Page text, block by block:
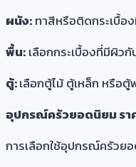
ผนัง:ทาสีหรือติดกระเบื้อ
พื้น:เลือกกระเบื้องที่มีผิว
ตู้:เลือกตู้ไม้ ตู้เหล็ก หรือ
อุปกรณ์ครัวยอดนิยม รา
การเลือกใช้อุปกรณ์ครัว